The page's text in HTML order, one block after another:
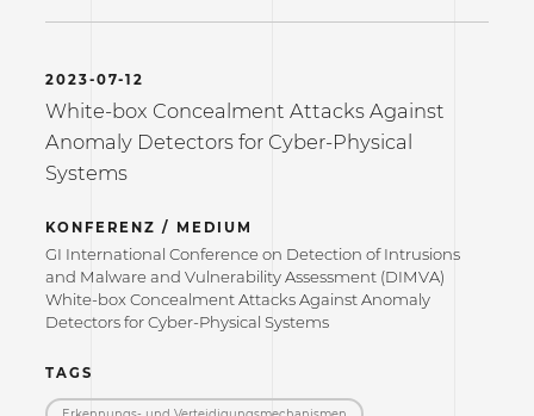
2023-07-12
White-box Concealment Attacks Against
Anomaly Detectors for Cyber-Physical
Systems
KONFERENZ / MEDIUM
GI International Conference on Detection of Intrusions
and Malware and Vulnerability Assessment (DIMVA)
White-box Concealment Attacks Against Anomaly
Detectors for Cyber-Physical Systems
TAGS